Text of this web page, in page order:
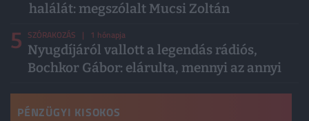
halálát: megszólalt Mucsi Zoltán
5 SZÓRAKOZÁS | 1 hónapja
Nyugdíjáról vallott a legendás rádiós,
Bochkor Gábor: elárulta, mennyi az annyi
PÉNZÜGYI KISOKOS